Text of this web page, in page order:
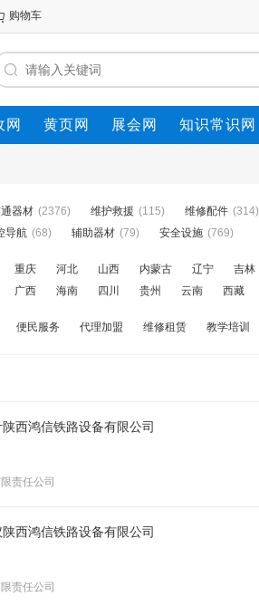
购物车
网 黄页网 展会网 知识常识网
器材 (2376) 维护救援 (115) 维修配件 (314)
导航 (68) 辅助器材 (79) 安全设施 (769)
重庆 河北 山西 内蒙古 辽宁 吉林
广西 海南 四川 贵州 云南 西藏
便民服务 代理加盟 维修租赁 教学培训
西鸿信铁路设备有限公司
责任公司
西鸿信铁路设备有限公司
责任公司